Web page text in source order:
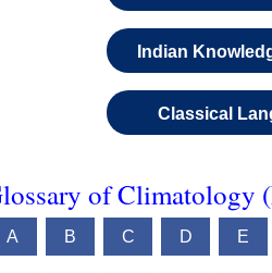
Indian
Classical
of Climatology
A B C D E